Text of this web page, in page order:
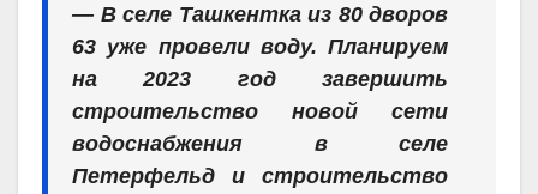
— В селе Ташкентка из 80 дворов
63 уже провели воду. Планируем
на 2023 год завершить
строительство новой сети
водоснабжения в селе
Петерфельд и строительство